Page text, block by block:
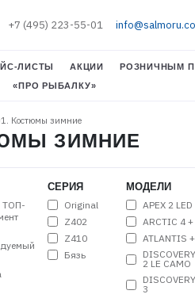
+7 (495) 223-55-01
ЛИСТЫ АКЦИИ
РОЗНИЧНЫМ
«ПРО РЫБАЛКУ»
Костюмы зимние
ЗИМНИЕ
ТОП-
СЕРИЯ
Original
Z402
Z410
Бязь
МОДЕЛИ
APEX 2 LED
ARCTIC 4 +
ATLANTIS +
2 LE CAMO
3